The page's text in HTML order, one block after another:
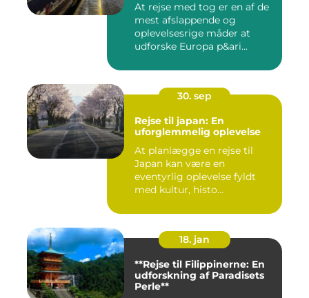
At rejse med tog er en af de
mest afslappende og
oplevelsesrige måder at
udforske Europa p&ari...
30. sep
Rejse til japan: En
uforglemmelig oplevelse
At planlægge en rejse til
Japan kan være en
eventyrlig oplevelse fyldt
med kultur, histo...
18. jan
**Rejse til Filippinerne: En
udforskning af Paradisets
Perle**